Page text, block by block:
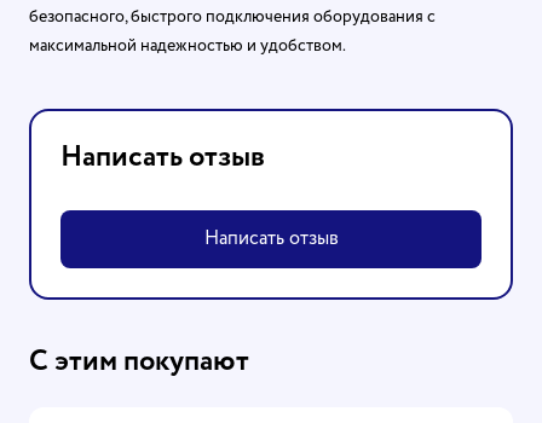
безопасного, быстрого подключения оборудования с
максимальной надежностью и удобством.
Написать отзыв
Написать отзыв
С этим покупают